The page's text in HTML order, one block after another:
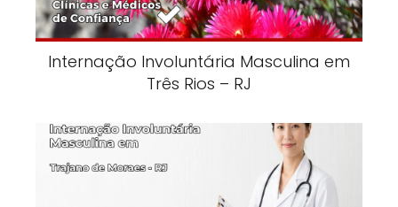
Internação Involuntária Masculina em
Três Rios – RJ